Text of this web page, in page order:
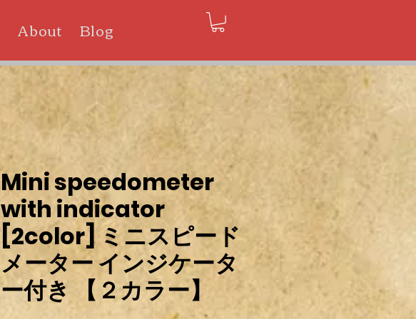
About Blog
Mini speedometer
with indicator
[2color] ミニスピード
メーター インジケータ
ー付き 【２カラー】